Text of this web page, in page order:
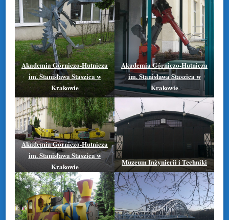
Akademia Górniczo-Hutnicza
im. Stanisława Staszica w
Krakowie
Akademia Górniczo-Hutnicza
im. Stanisława Staszica w
Krakowie
Akademia Górniczo-Hutnicza
im. Stanisława Staszica w
Krakowie
Muzeum Inżynierii i Techniki